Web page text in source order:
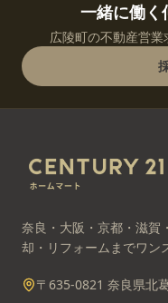
一緒に働く
広陵町の不動産営
奈良・大阪・京都・滋賀
却・リフォームまでワン
〒635-0821 奈良県北